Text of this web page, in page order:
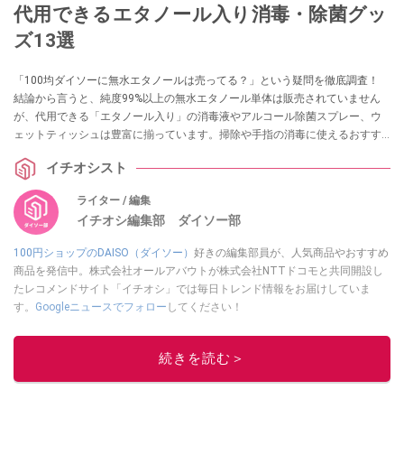
代用できるエタノール入り消毒・除菌グッ
ズ13選
「100均ダイソーに無水エタノールは売ってる？」という疑問を徹底調査！
結論から言うと、純度99%以上の無水エタノール単体は販売されていません
が、代用できる「エタノール入り」の消毒液やアルコール除菌スプレー、ウ
ェットティッシュは豊富に揃っています。掃除や手指の消毒に使えるおすす
イチオシスト
ライター / 編集
イチオシ編集部 ダイソー部
100円ショップのDAISO（ダイソー） 好きの編集部員が、人気商品やおすすめ
商品を発信中。株式会社オールアバウトが株式会社NTTドコモと共同開設し
たレコメンドサイト「イチオシ」では毎日トレンド情報をお届けしていま
す。 Googleニュースでフォロー してください！
このイチオシストの他の記事を読む
続きを読む＞